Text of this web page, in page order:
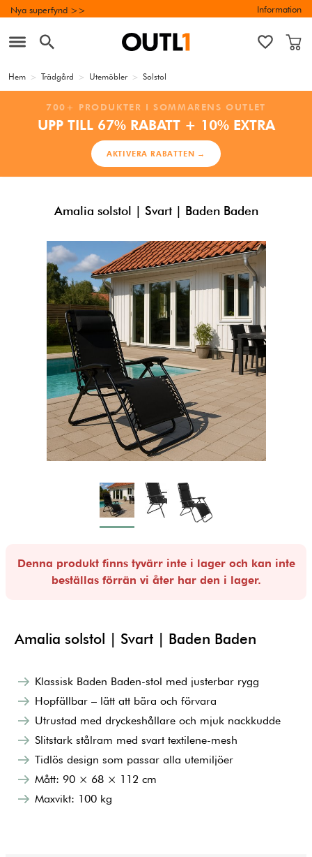
Nya superfynd >> Information
Hem > Trädgård > Utemöbler > Solstol
700+ PRODUKTER I SOMMARENS OUTLET
UPP TILL 67% RABATT + 10% EXTRA
AKTIVERA RABATTEN →
Amalia solstol | Svart | Baden Baden
Denna produkt finns tyvärr inte i lager och kan inte
beställas förrän vi åter har den i lager.
Amalia solstol | Svart | Baden Baden
Klassisk Baden Baden-stol med justerbar rygg
Hopfällbar – lätt att bära och förvara
Utrustad med dryckeshållare och mjuk nackkudde
Slitstark stålram med svart textilene-mesh
Tidlös design som passar alla utemiljöer
Mått: 90 × 68 × 112 cm
Maxvikt: 100 kg